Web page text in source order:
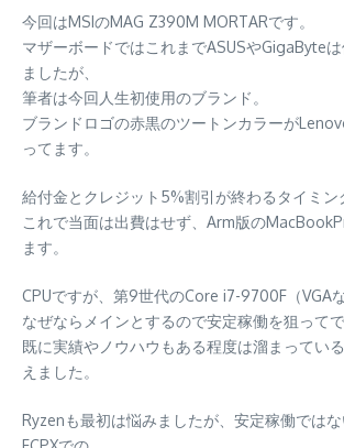
今回はMSIのMAG Z390M MORTARです。
マザーボードではこれまでASUSやGigaByte
ましたが、
筆者は今回人生初使用のブランド。
ブランドロゴの赤黒のツートンカラーが
ってます。
給付金とクレジット5%割引が終わるタイミン
これで当面は出費はせず、Arm版の
ます。
CPUですが、第9世代のCore i7-9700F（VGA
なぜならメインとするので安定稼働を狙ってで
既に実績やノウハウもある程度は溜まってい
えました。
Ryzenも最初は悩みましたが、安定稼働では